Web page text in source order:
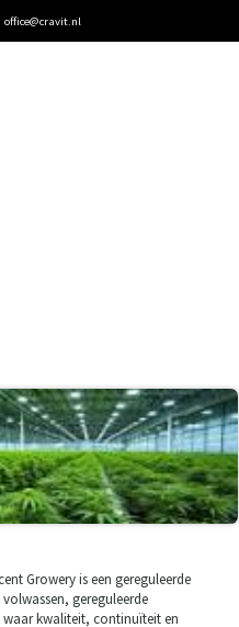
office@cravit.nl
Growery is een gereguleerde
gereguleerde
kwaliteit, continuïteit en